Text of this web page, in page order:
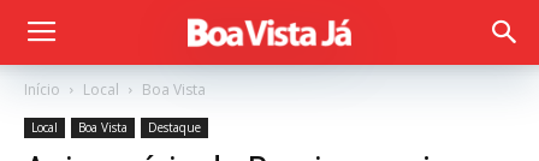
Início Local Boa Vista
Local Boa Vista Destaque